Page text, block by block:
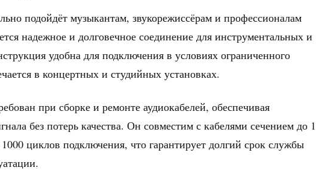
подойдёт музыкантам, звукорежиссёрам и профессионалам
надежное и долговечное соединение для инструментальных и
удобна для подключения в условиях ограниченного
в концертных и студийных установках.
при сборке и ремонте аудиокабелей, обеспечивая
без потерь качества. Он совместим с кабелями сечением до 1
циклов подключения, что гарантирует долгий срок службы